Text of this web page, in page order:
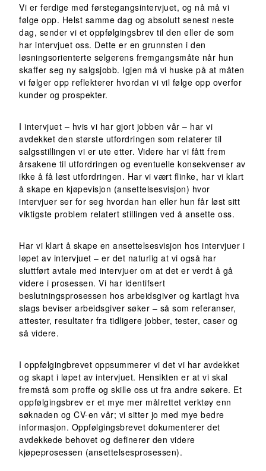
Vi er ferdige med førstegangsintervjuet, og nå må vi
følge opp. Helst samme dag og absolutt senest neste
dag, sender vi et oppfølgingsbrev til den eller de som
har intervjuet oss. Dette er en grunnsten i den
løsningsorienterte selgerens fremgangsmåte når hun
skaffer seg ny salgsjobb. Igjen må vi huske på at måten
vi følger opp reflekterer hvordan vi vil følge opp overfor
kunder og prospekter.
I intervjuet – hvis vi har gjort jobben vår – har vi
avdekket den største utfordringen som relaterer til
salgsstillingen vi er ute etter. Videre har vi fått frem
årsakene til utfordringen og eventuelle konsekvenser av
ikke å få løst utfordringen. Har vi vært flinke, har vi klart
å skape en kjøpevisjon (ansettelsesvisjon) hvor
intervjuer ser for seg hvordan han eller hun får løst sitt
viktigste problem relatert stillingen ved å ansette oss.
Har vi klart å skape en ansettelsesvisjon hos intervjuer i
løpet av intervjuet – er det naturlig at vi også har
sluttført avtale med intervjuer om at det er verdt å gå
videre i prosessen. Vi har identifsert
beslutningsprosessen hos arbeidsgiver og kartlagt hva
slags beviser arbeidsgiver søker – så som referanser,
attester, resultater fra tidligere jobber, tester, caser og
så videre.
I oppfølgingbrevet oppsummerer vi det vi har avdekket
og skapt i løpet av intervjuet. Hensikten er at vi skal
fremstå som proffe og skille oss ut fra andre søkere. Et
oppfølgingsbrev er et mye mer målrettet verktøy enn
søknaden og CV-en vår; vi sitter jo med mye bedre
informasjon. Oppfølgingsbrevet dokumenterer det
avdekkede behovet og definerer den videre
kjøpeprosessen (ansettelsesprosessen).